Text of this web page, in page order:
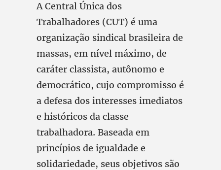
A Central Única dos
Trabalhadores (CUT) é uma
organização sindical brasileira de
massas, em nível máximo, de
caráter classista, autônomo e
democrático, cujo compromisso é
a defesa dos interesses imediatos
e históricos da classe
trabalhadora. Baseada em
princípios de igualdade e
solidariedade, seus objetivos são